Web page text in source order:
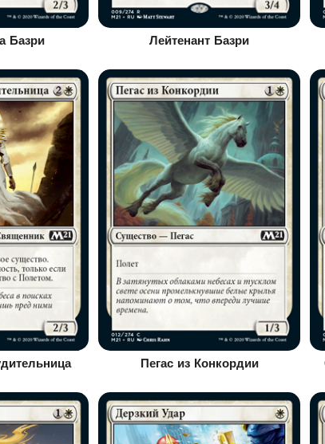
Базри Лейтенант Базри
Пегас из Конкордии